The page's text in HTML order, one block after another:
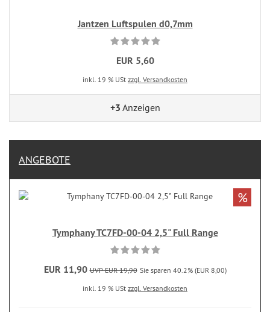
Jantzen Luftspulen d0,7mm
EUR 5,60
inkl. 19 % USt zzgl. Versandkosten
+3 Anzeigen
ANGEBOTE
Tymphany TC7FD-00-04 2,5" Full Range
EUR 11,90 UVP EUR 19,90 Sie sparen 40.2% (EUR 8,00)
inkl. 19 % USt zzgl. Versandkosten
%